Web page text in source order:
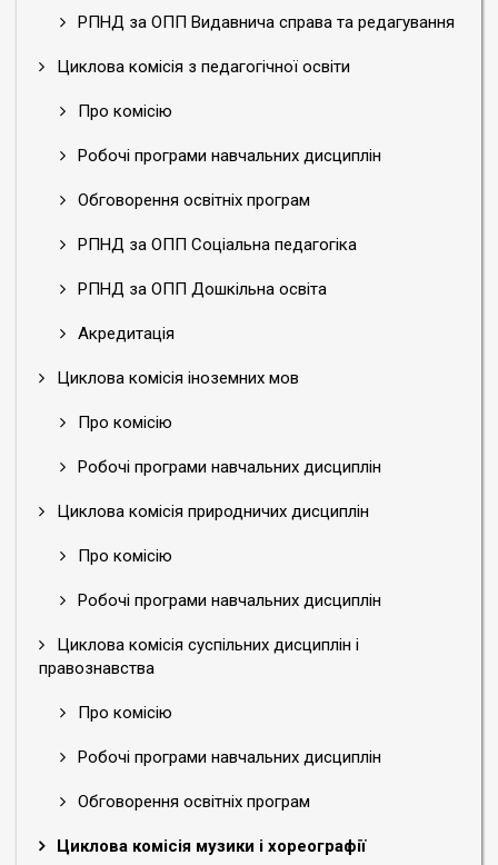
РПНД за ОПП Видавнича справа та редагування
Циклова комісія з педагогічної освіти
Про комісію
Робочі програми навчальних дисциплін
Обговорення освітніх програм
РПНД за ОПП Соціальна педагогіка
РПНД за ОПП Дошкільна освіта
Акредитація
Циклова комісія іноземних мов
Про комісію
Робочі програми навчальних дисциплін
Циклова комісія природничих дисциплін
Про комісію
Робочі програми навчальних дисциплін
Циклова комісія суспільних дисциплін і
правознавства
Про комісію
Робочі програми навчальних дисциплін
Обговорення освітніх програм
Циклова комісія музики і хореографії